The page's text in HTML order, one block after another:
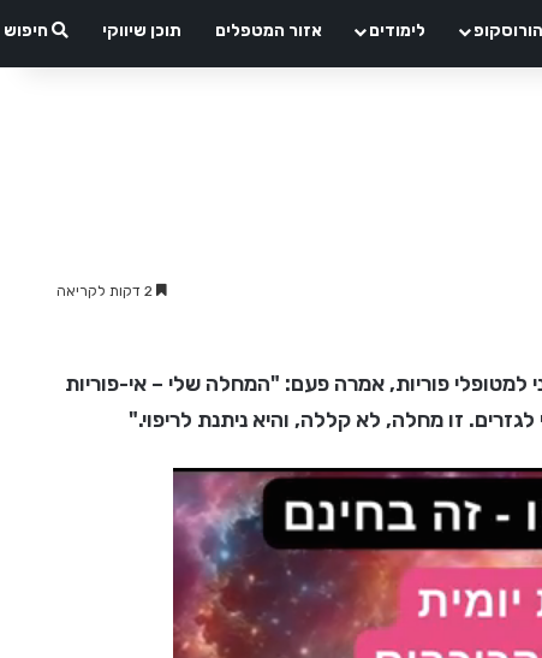
הורוסקופ לימודים אזור המטפלים תוכן שיווקי חיפוש
פוריות, אמרה פעם: "המחלה שלי – אי-פוריות
זו מחלה, לא קללה, והיא ניתנת לריפוי."